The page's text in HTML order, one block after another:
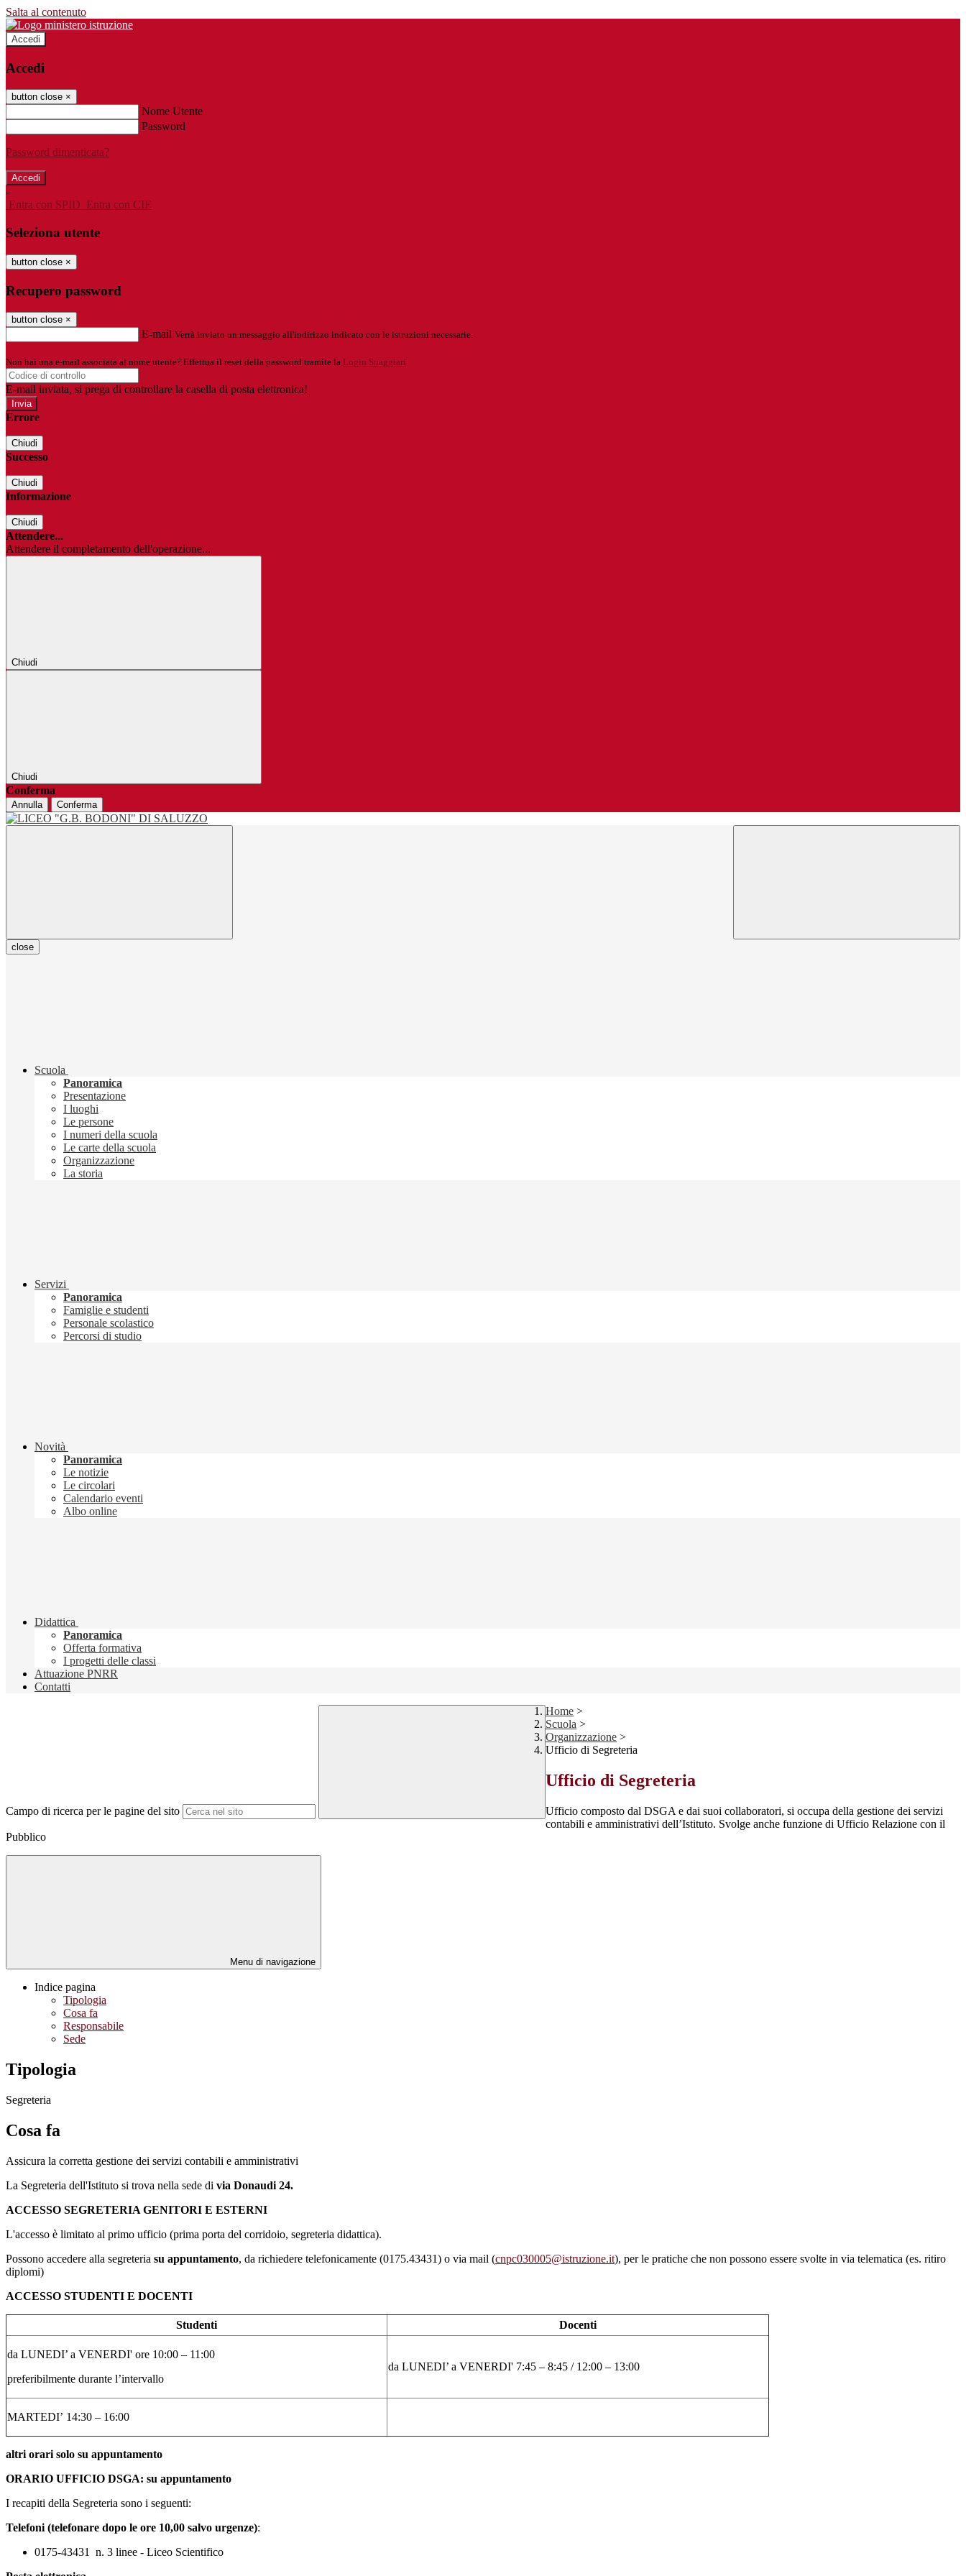
Salta al contenuto
Accedi
Accedi
button close ×
Nome Utente
Password
Password dimenticata?
-
Entra con SPID Entra con CIE
Seleziona utente
button close ×
Recupero password
button close ×
E-mail Verrà inviato un messaggio all'indirizzo indicato con le istruzioni necessarie.
Non hai una e-mail associata al nome utente? Effettua il reset della password tramite la Login Spaggiari
E-mail inviata, si prega di controllare la casella di posta elettronica!
Errore
Chiudi
Successo
Chiudi
Informazione
Chiudi
Attendere...
Attendere il completamento dell'operazione...
Chiudi
Chiudi
Conferma
Annulla Conferma
close
Scuola
Panoramica
Presentazione
I luoghi
Le persone
I numeri della scuola
Le carte della scuola
Organizzazione
La storia
Servizi
Panoramica
Famiglie e studenti
Personale scolastico
Percorsi di studio
Novità
Panoramica
Le notizie
Le circolari
Calendario eventi
Albo online
Didattica
Panoramica
Offerta formativa
I progetti delle classi
Attuazione PNRR
Contatti
Campo di ricerca per le pagine del sito
Home >
Scuola >
Organizzazione >
Ufficio di Segreteria
Ufficio di Segreteria
Ufficio composto dal DSGA e dai suoi collaboratori, si occupa della gestione dei servizi
contabili e amministrativi dell’Istituto. Svolge anche funzione di Ufficio Relazione con il
Pubblico
Menu di navigazione
Indice pagina
Tipologia
Cosa fa
Responsabile
Sede
Tipologia
Segreteria
Cosa fa
Assicura la corretta gestione dei servizi contabili e amministrativi
La Segreteria dell'Istituto si trova nella sede di via Donaudi 24.
ACCESSO SEGRETERIA GENITORI E ESTERNI
L'accesso è limitato al primo ufficio (prima porta del corridoio, segreteria didattica).
Possono accedere alla segreteria su appuntamento, da richiedere telefonicamente (0175.43431) o via mail (cnpc030005@istruzione.it), per le pratiche che non possono essere svolte in via telematica (es. ritiro
diplomi)
ACCESSO STUDENTI E DOCENTI
Studenti Docenti
da LUNEDI’ a VENERDI' ore 10:00 – 11:00
preferibilmente durante l’intervallo
da LUNEDI’ a VENERDI' 7:45 – 8:45 / 12:00 – 13:00
MARTEDI’ 14:30 – 16:00
altri orari solo su appuntamento
ORARIO UFFICIO DSGA: su appuntamento
I recapiti della Segreteria sono i seguenti:
Telefoni (telefonare dopo le ore 10,00 salvo urgenze):
0175-43431 n. 3 linee - Liceo Scientifico